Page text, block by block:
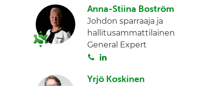
Anna-Stiina Boström
Johdon sparraaja ja
hallitusammattilainen
General Expert
S
i
n
Yrjö Koskinen